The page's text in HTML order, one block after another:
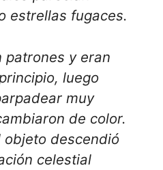
estrellas fugaces.
patrones y eran
luego
muy
de color.
objeto descendió
celestial